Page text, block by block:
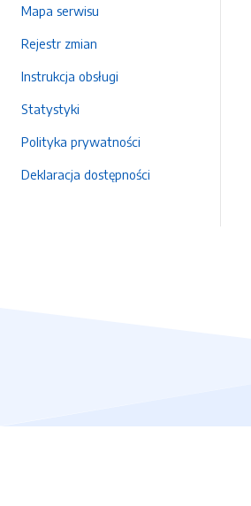
Mapa serwisu
Rejestr zmian
Instrukcja obsługi
Statystyki
Polityka prywatności
Deklaracja dostępności